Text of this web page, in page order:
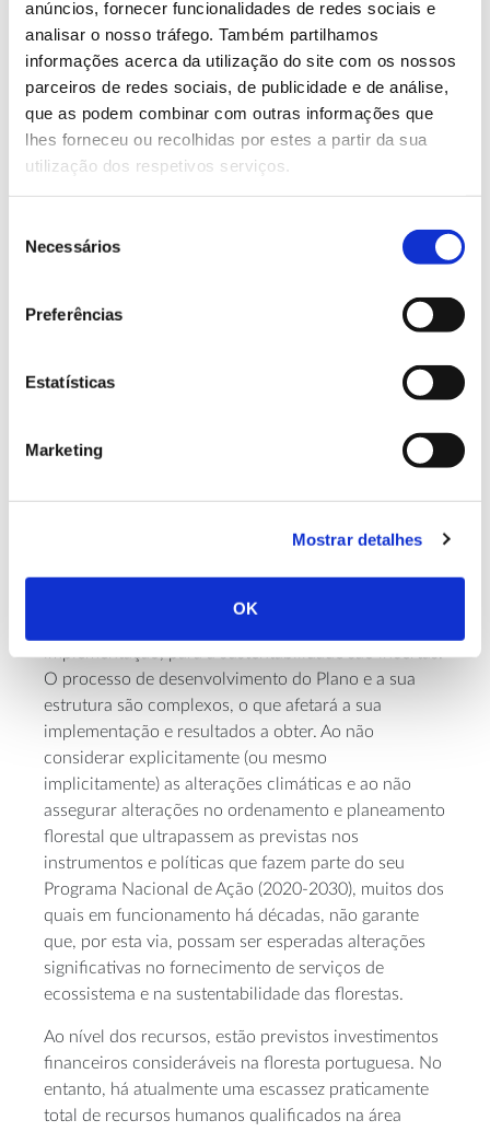
anúncios, fornecer funcionalidades de redes sociais e
analisar o nosso tráfego. Também partilhamos
informações acerca da utilização do site com os nossos
parceiros de redes sociais, de publicidade e de análise,
que as podem combinar com outras informações que
lhes forneceu ou recolhidas por estes a partir da sua
utilização dos respetivos serviços.
Necessários
Preferências
Estatísticas
Marketing
Mostrar detalhes
OK
sentido de aumentar a diversidade florestal (as
quatro espécies com maior área representam 81% da
floresta), nem contribuem para a adaptação das
florestas às alterações climáticas e socioeconómicas
em curso ou para aumentar a oferta e valor de
serviços de ecossistema das florestas.
forma significativa para a sustentabilidade da floresta
relação ao fogo e de processos, funções e serviços
de ecossistema. O programa prevê o pagamento de
destinadas a inverter o abandono e homogeneização
da paisagem. O sucesso do programa será sempre
alterações que venham efetivamente a ser
perigosidade que não define de forma conveniente
as áreas de intervenção prioritárias poderá ser uma
As contribuições do Plano Nacional de Gestão
implementação, para a sustentabilidade são incertas.
O processo de desenvolvimento do Plano e a sua
estrutura são complexos, o que afetará a sua
implementação e resultados a obter. Ao não
considerar explicitamente (ou mesmo
implicitamente) as alterações climáticas e ao não
assegurar alterações no ordenamento e planeamento
florestal que ultrapassem as previstas nos
instrumentos e políticas que fazem parte do seu
Programa Nacional de Ação (2020-2030), muitos dos
quais em funcionamento há décadas, não garante
que, por esta via, possam ser esperadas alterações
significativas no fornecimento de serviços de
ecossistema e na sustentabilidade das florestas.
Ao nível dos recursos, estão previstos investimentos
financeiros consideráveis na floresta portuguesa. No
entanto, há atualmente uma escassez praticamente
total de recursos humanos qualificados na área